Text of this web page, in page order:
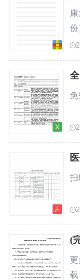
份
扫
(
更
载